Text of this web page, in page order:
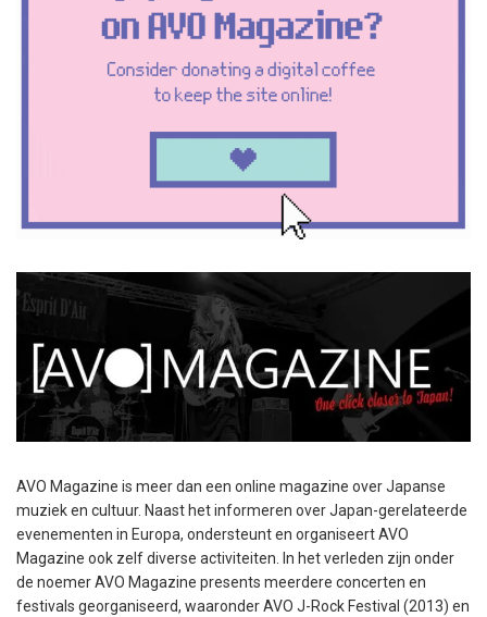
AVO Magazine is meer dan een online magazine over Japanse
muziek en cultuur. Naast het informeren over Japan-gerelateerde
evenementen in Europa, ondersteunt en organiseert AVO
Magazine ook zelf diverse activiteiten. In het verleden zijn onder
de noemer AVO Magazine presents meerdere concerten en
festivals georganiseerd, waaronder AVO J-Rock Festival (2013) en